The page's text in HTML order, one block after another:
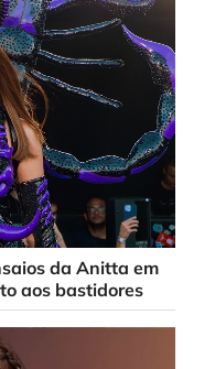
da Anitta em
aos bastidores